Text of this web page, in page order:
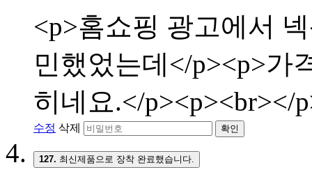
<p>홈쇼핑 광고에서
민했었는데</p><p>가
히네요.</p><p><br></
수정 삭제 확인
127. 최신제품으로 장착 완료했습니다.